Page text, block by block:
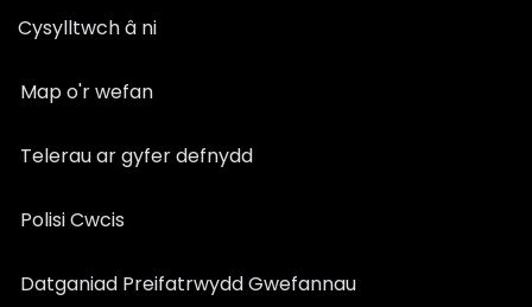
Cysylltwch â ni
Map o'r wefan
Telerau ar gyfer defnydd
Polisi Cwcis
Datganiad Preifatrwydd Gwefannau